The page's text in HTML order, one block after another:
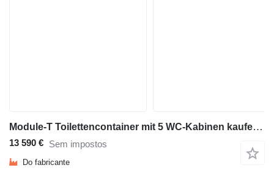
Module-T Toilettencontainer mit 5 WC-Kabinen kaufen – 600×240 cm, 14,4 m²
13 590 € Sem impostos
Do fabricante